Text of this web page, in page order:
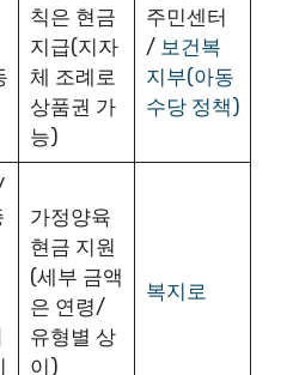
칙은 현금
지급(지자
체 조례로
상품권 가
능)
주민센터
/ 보건복
지부(아동
수당 정책)
가정양육
현금 지원
(세부 금액
은 연령/
유형별 상
이)
복지로